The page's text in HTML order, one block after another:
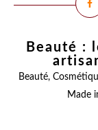
Beauté :
Beauté,
Made